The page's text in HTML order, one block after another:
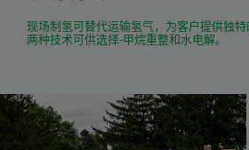
现场制氢可替代运输氢气，为客户提供独
两种技术可供选择-甲烷重整和水电解。